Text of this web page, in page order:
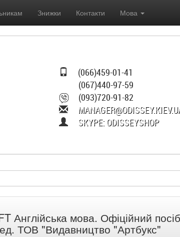
Знижки Контакти Мова
(066)459-01-41
(067)440-97-59
(093)720-91-82
SKYPE: ODISSEYSHOP
Англійська мова. Офіційний
ТОВ "Видавництво "Артбукс"